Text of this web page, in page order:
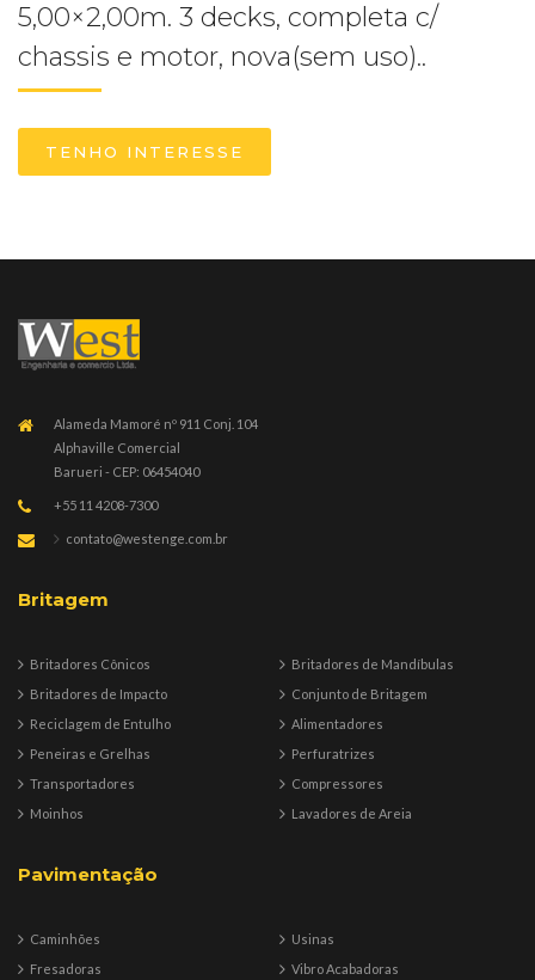
5,00×2,00m. 3 decks, completa c/
chassis e motor, nova(sem uso)..
TENHO INTERESSE
Alameda Mamoré nº 911 Conj. 104
Alphaville Comercial
Barueri - CEP: 06454040
+55 11 4208-7300
contato@westenge.com.br
Britagem
Britadores Cônicos
Britadores de Impacto
Reciclagem de Entulho
Peneiras e Grelhas
Transportadores
Moinhos
Britadores de Mandíbulas
Conjunto de Britagem
Alimentadores
Perfuratrizes
Compressores
Lavadores de Areia
Pavimentação
Caminhões
Fresadoras
Usinas
Vibro Acabadoras